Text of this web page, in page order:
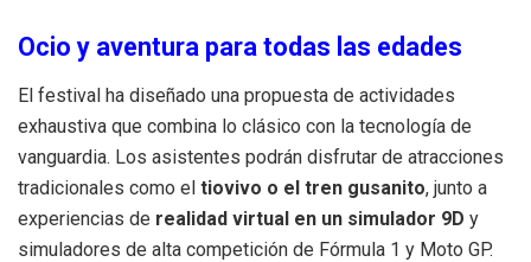
Ocio y aventura para todas las edades
El festival ha diseñado una propuesta de actividades
exhaustiva que combina lo clásico con la tecnología de
vanguardia. Los asistentes podrán disfrutar de atracciones
tradicionales como el tiovivo o el tren gusanito, junto a
experiencias de realidad virtual en un simulador 9D y
simuladores de alta competición de Fórmula 1 y Moto GP.